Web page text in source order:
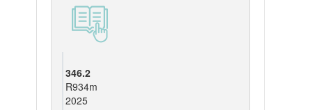
346.2
R934m
2025